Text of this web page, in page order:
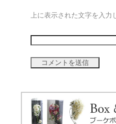
上に表示された文字を入力